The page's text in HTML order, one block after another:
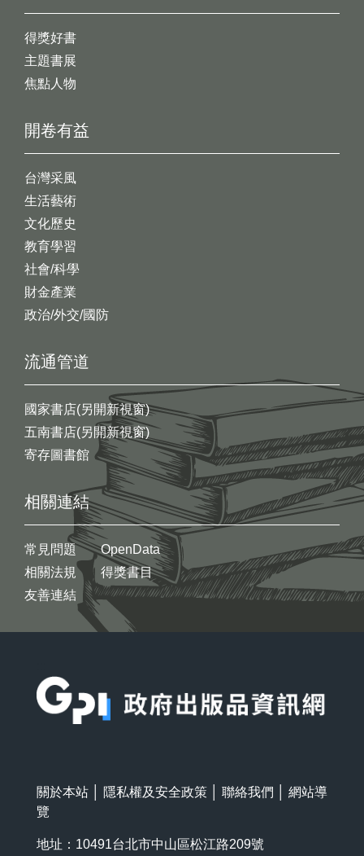
開卷有益
台灣采風
生活藝術
文化歷史
教育學習
社會/科學
財金產業
政治/外交/國防
得獎好書
主題書展
焦點人物
流通管道
國家書店(另開新視窗)
五南書店(另開新視窗)
寄存圖書館
相關連結
常見問題
相關法規
友善連結
OpenData
得獎書目
關於本站 隱私權及安全政策 聯絡我們
網站導
覽
地址：10491台北市中山區松江路209號